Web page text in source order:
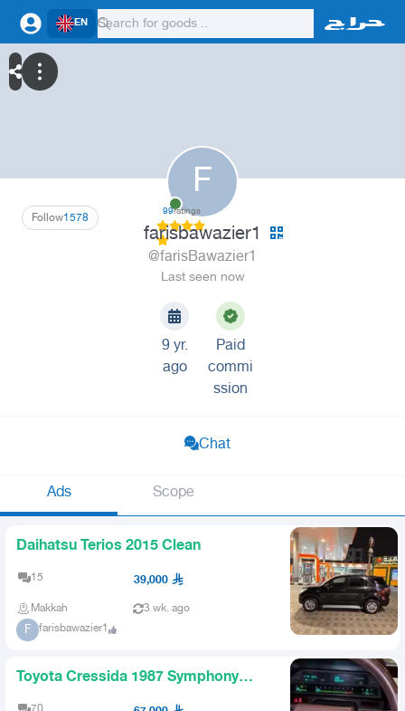
EN
F
1578
Follow 99ratings
farisbawazier1
@farisBawazier1
Last seen now
9 yr.
ago
Paid
commi
ssion
Chat
Ads Scope
Daihatsu Terios 2015 Clean
15 39,000
Makkah 3 wk. ago
F farisbawazier1
Toyota Cressida 1987 Symphony
Edition Canadian Spec Rare